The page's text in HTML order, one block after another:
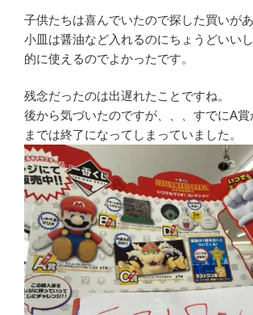
子供たちは喜んでいたので探した買いがあ
小皿は醤油など入れるのにちょうどいい
的に使えるのでよかったです。
残念だったのは出遅れたことですね。
後から気づいたのですが、、、すでにA
までは終了になってしまっていました。